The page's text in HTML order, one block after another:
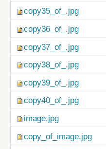
copy35_of_.jpg
copy36_of_.jpg
copy37_of_.jpg
copy38_of_.jpg
copy39_of_.jpg
copy40_of_.jpg
image.jpg
copy_of_image.jpg